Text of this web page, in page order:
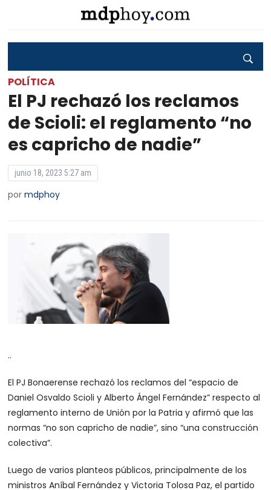
POLÍTICA
El PJ rechazó los reclamos
de Scioli: el reglamento “no
es capricho de nadie”
junio 18, 2023 5:27 am
pormdphoy
..
El PJ Bonaerense rechazó los reclamos del “espacio de
Daniel Osvaldo Scioli y Alberto Ángel Fernández” respecto al
reglamento interno de Unión por la Patria y afirmó que las
normas “no son capricho de nadie”, sino “una construcción
colectiva”.
Luego de varios planteos públicos, principalmente de los
ministros Aníbal Fernández y Victoria Tolosa Paz, el partido